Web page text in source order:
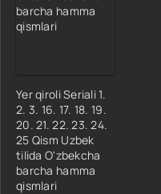
Yer qiroli Seriali 1.
2. 3. 16. 17. 18. 19.
20. 21. 22. 23. 24.
25 Qism Uzbek
tilida O'zbekcha
barcha hamma
qismlari